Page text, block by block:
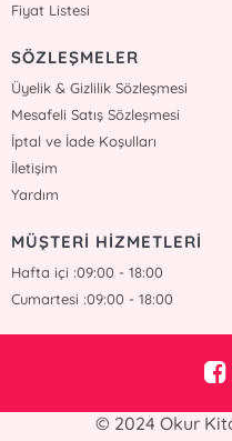
Fiyat Listesi
SÖZLEŞMELER
Üyelik & Gizlilik Sözleşmesi
Mesafeli Satış Sözleşmesi
İptal ve İade Koşulları
İletişim
Yardım
MÜŞTERİ HİZMETLERİ
Hafta içi :09:00 - 18:00
Cumartesi :09:00 - 18:00
© 2024 Okur